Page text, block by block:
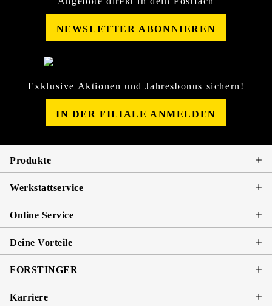
NEWSLETTER ABONNIEREN
Exklusive Aktionen und Jahresbonus sichern!
IN DER FILIALE ANMELDEN
Produkte
Werkstattservice
Online Service
Deine Vorteile
FORSTINGER
Karriere